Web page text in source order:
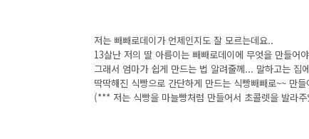
저는 빼빼로데이가 언제인지도 잘 모르는데요..
13살난 저의 딸 아름이는 빼빼로데이에 무엇을 만들어
그래서 엄마가 쉽게 만드는 법 알려줄께... 말하고는 집
딱딱해진 식빵으로 간단하게 만드는 식빵빼빼로~~ 만들
(*** 저는 식빵을 마늘빵처럼 만들어서 초콜렛을 발라